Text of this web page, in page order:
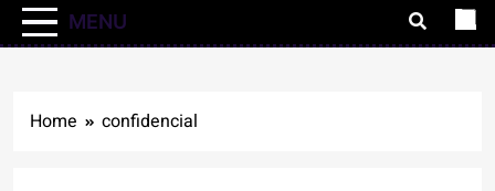
MENU
Home confidencial